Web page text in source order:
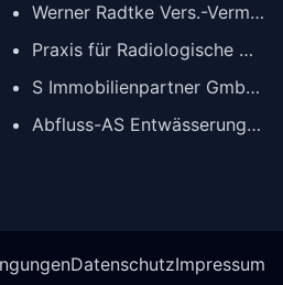
Werner Radtke Vers.-Verm. GmbH
Praxis für Radiologische Diagnostik
S Immobilienpartner GmbH | Immobilienmakler Köln
Abfluss-AS Entwässerungstechnik GmbH
DatenschutzImpressum